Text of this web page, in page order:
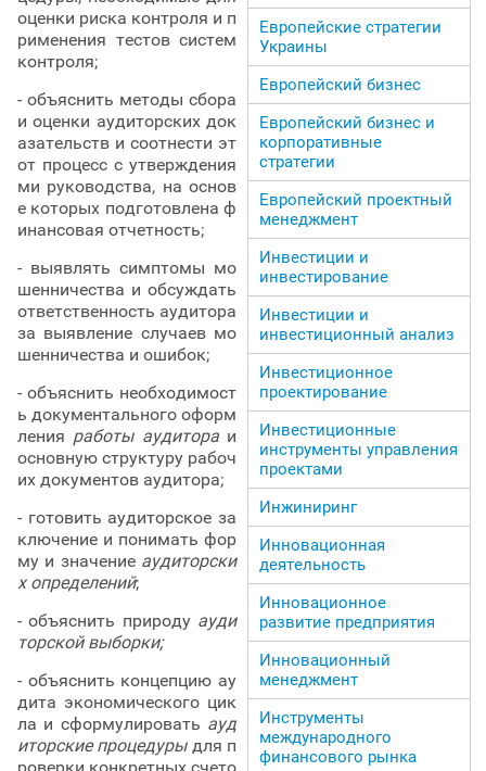
оценки риска контроля и п
рименения тестов систем
контроля;
- объяснить методы сбора
и оценки аудиторских док
азательств и соотнести эт
от процесс с утверждения
ми руководства, на основ
е которых подготовлена ф
инансовая отчетность;
- выявлять симптомы мо
шенничества и обсуждать
ответственность аудитора
за выявление случаев мо
шенничества и ошибок;
- объяснить необходимост
ь документального оформ
ления работы аудитора и
основную структуру рабоч
их документов аудитора;
- готовить аудиторское за
ключение и понимать фор
му и значение аудиторски
х определений;
- объяснить природу ауди
торской выборки;
- объяснить концепцию ау
дита экономического цик
ла и сформулировать ауд
иторские процедурыдля п
Европейские стратегии
Украины
Европейский бизнес
Европейский бизнес и
корпоративные
стратегии
Европейский проектный
менеджмент
Инвестиции и
инвестирование
Инвестиции и
инвестиционный анализ
Инвестиционное
проектирование
Инвестиционные
инструменты управления
проектами
Инжиниринг
Инновационная
деятельность
Инновационное
развитие предприятия
Инновационный
менеджмент
Инструменты
международного
финансового рынка